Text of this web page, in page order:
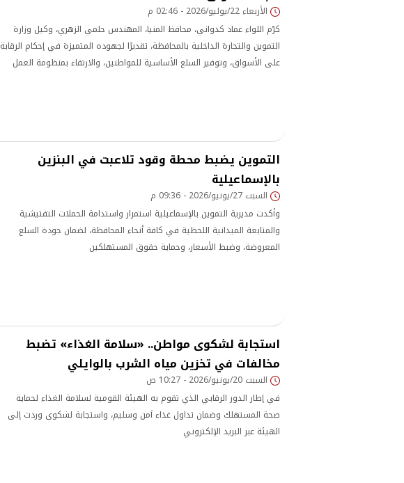
الأربعاء 22/يوليو/2026 - 02:46 م
كرّم اللواء عماد كدواني، محافظ المنيا، المهندس حلمي الزهري، وكيل وزارة
التموين والتجارة الداخلية بالمحافظة، تقديرًا لجهوده المتميزة في إحكام الرقابة
على الأسواق، وتوفير السلع الأساسية للمواطنين، والارتقاء بمنظومة العمل
التموين يضبط محطة وقود تلاعبت في البنزين
بالإسماعيلية
السبت 27/يونيو/2026 - 09:36 م
وأكدت مديرية التموين بالإسماعيلية استمرار واستدامة الحملات التفتيشية
والمتابعة الميدانية اللحظية في كافة أنحاء المحافظة، لضمان جودة السلع
المعروضة، وضبط الأسعار، وحماية حقوق المستهلكين
استجابة لشكوى مواطن.. «سلامة الغذاء» تضبط
مخالفات في تخزين مياه الشرب بالوايلي
السبت 20/يونيو/2026 - 10:27 ص
في إطار الدور الرقابي الذي تقوم به الهيئة القومية لسلامة الغذاء لحماية
صحة المستهلك وضمان تداول غذاء آمن وسليم، واستجابة لشكوى وردت إلى
الهيئة عبر البريد الإلكتروني